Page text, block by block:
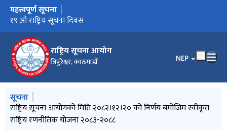
राष्ट्रिय सूचना आयोग
त्रिपुरेश्वर, काठमाडौं भाषा चयन गर्नुहोस्
NEP
मुख्य नेभिगेसनमा जानुहोस्
महत्त्वपूर्ण सूचना
उच्च अदालत पाटनका माननीय न्यायाधिशहरूसँग अन्तरक्रिया प्रेस विज्ञप्ती
पुनरावेदन उपरको आदेशहरु
१९ औ राष्ट्रिय सूचना दिवस
मुख्य नेभिगेसनमा जानुहोस्
सूचना
राष्ट्रिय सूचना आयोगको मिति २०८२।१२।२० को निर्णय बमोजिम स्वीकृत
राष्ट्रिय रणनीतिक योजना २०८३-२०८८